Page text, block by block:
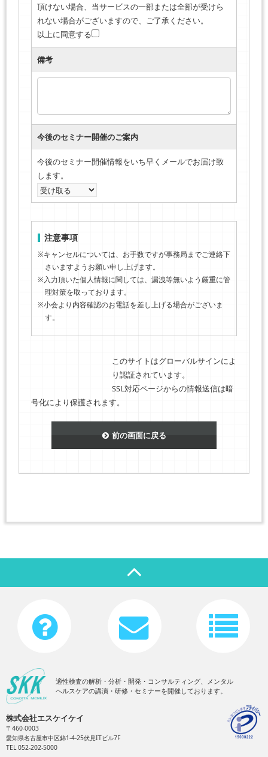
頂けない場合、当サービスの一部または全部が受けら
れない場合がございますので、ご了承ください。
以上に同意する
備考
今後のセミナー開催のご案内
今後のセミナー開催情報をいち早くメールでお届け致
します。
注意事項
※キャンセルについては、お手数ですが事務局までご連絡下
さいますようお願い申し上げます。
※入力頂いた個人情報に関しては、漏洩等無いよう厳重に管
理対策を取っております。
※小会より内容確認のお電話を差し上げる場合がございま
す。
このサイトはグローバルサインによ
り認証されています。
SSL対応ページからの情報送信は暗
号化により保護されます。
前の画面に戻る
適性検査の解析・分析・開発・コンサルティング、メンタル
ヘルスケアの講演・研修・セミナーを開催しております。
株式会社エスケイケイ
〒460-0003
愛知県名古屋市中区錦1-4-25伏見ITビル7F
TEL 052-202-5000